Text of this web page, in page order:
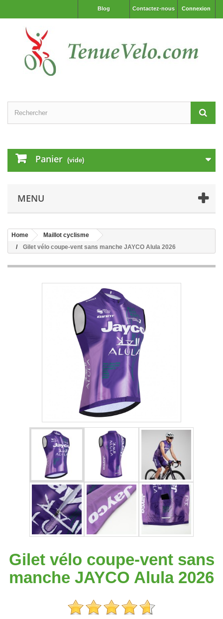
Connexion
Contactez-nous
Blog
Panier (vide)
MENU
Home
Maillot cyclisme
Gilet vélo coupe-vent sans manche JAYCO Alula 2026
Gilet vélo coupe-vent sans
manche JAYCO Alula 2026